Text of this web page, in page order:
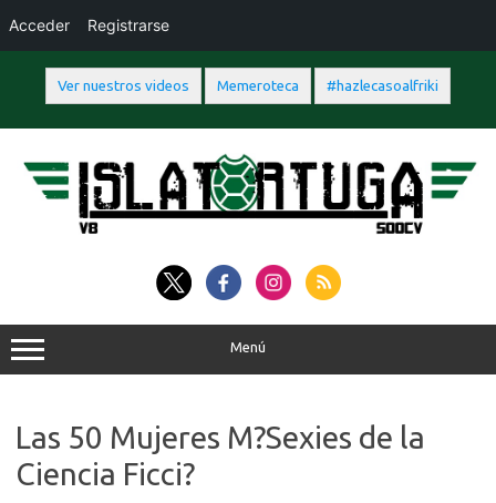
Ver nuestros videos Memeroteca #hazlecasoalfriki
contenido
Menú
Las 50 Mujeres M?Sexies de la
Ciencia Ficci?
Acceder Registrarse